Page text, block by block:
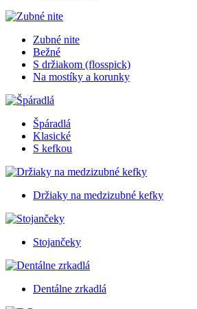
Zubné nite
Bežné
S držiakom (flosspick)
Na mostíky a korunky
Špáradlá
Klasické
S kefkou
Držiaky na medzizubné kefky
Stojančeky
Dentálne zrkadlá